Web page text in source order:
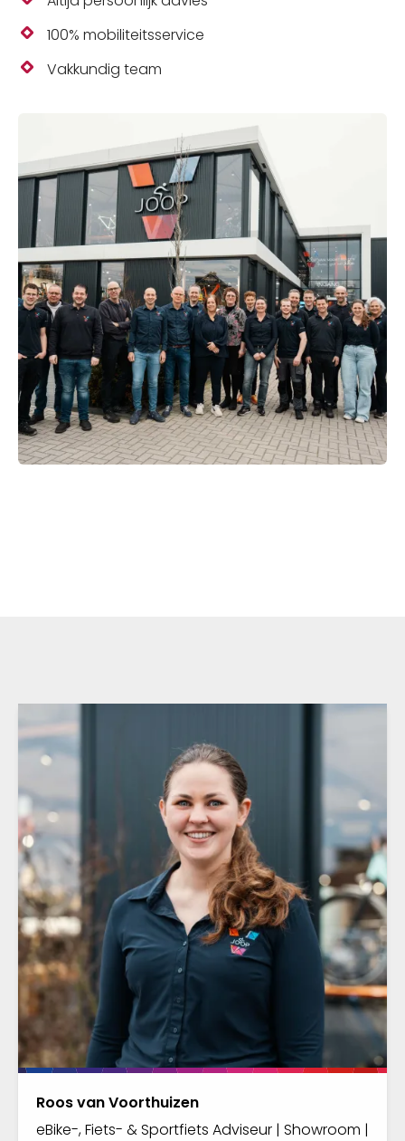
100% mobiliteitsservice
Vakkundig team
Roos van Voorthuizen
eBike-, Fiets- & Sportfiets Adviseur | Showroom |